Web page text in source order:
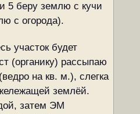
5 беру землю с кучи
с огорода).
участок будет
(органику) рассыпаю
на кв. м.), слегка
землёй.
затем ЭМ